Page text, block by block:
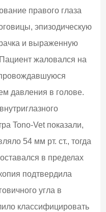
правого глаза
эпизодическую
и выраженную
жаловался на
давления в голове.
Tono-Vet показали,
54 мм рт. ст., тогда
в пределах
подтвердила
угла в
классифицировать